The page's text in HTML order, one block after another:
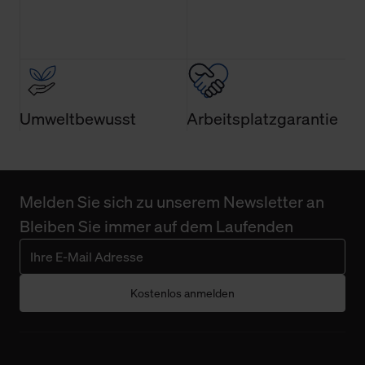
Umweltbewusst Arbeitsplatzgarantie
Melden Sie sich zu unserem Newsletter an
Bleiben Sie immer auf dem Laufenden
Kostenlos anmelden